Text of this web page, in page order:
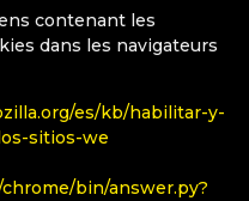
contenant les
dans les navigateurs
es/kb/habilitar-y-
sitios-we
bin/answer.py?